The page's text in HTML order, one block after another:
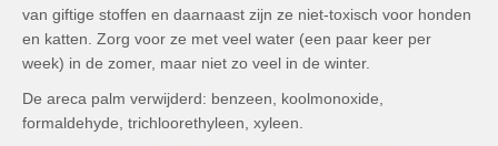
van giftige stoffen en daarnaast zijn ze niet-toxisch voor honden
en katten. Zorg voor ze met veel water (een paar keer per
week) in de zomer, maar niet zo veel in de winter.
De areca palm verwijderd: benzeen, koolmonoxide,
formaldehyde, trichloorethyleen, xyleen.